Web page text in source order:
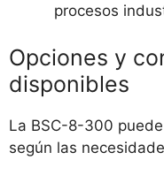
procesos
Opciones y
disponibles
La BSC-8-300
según las